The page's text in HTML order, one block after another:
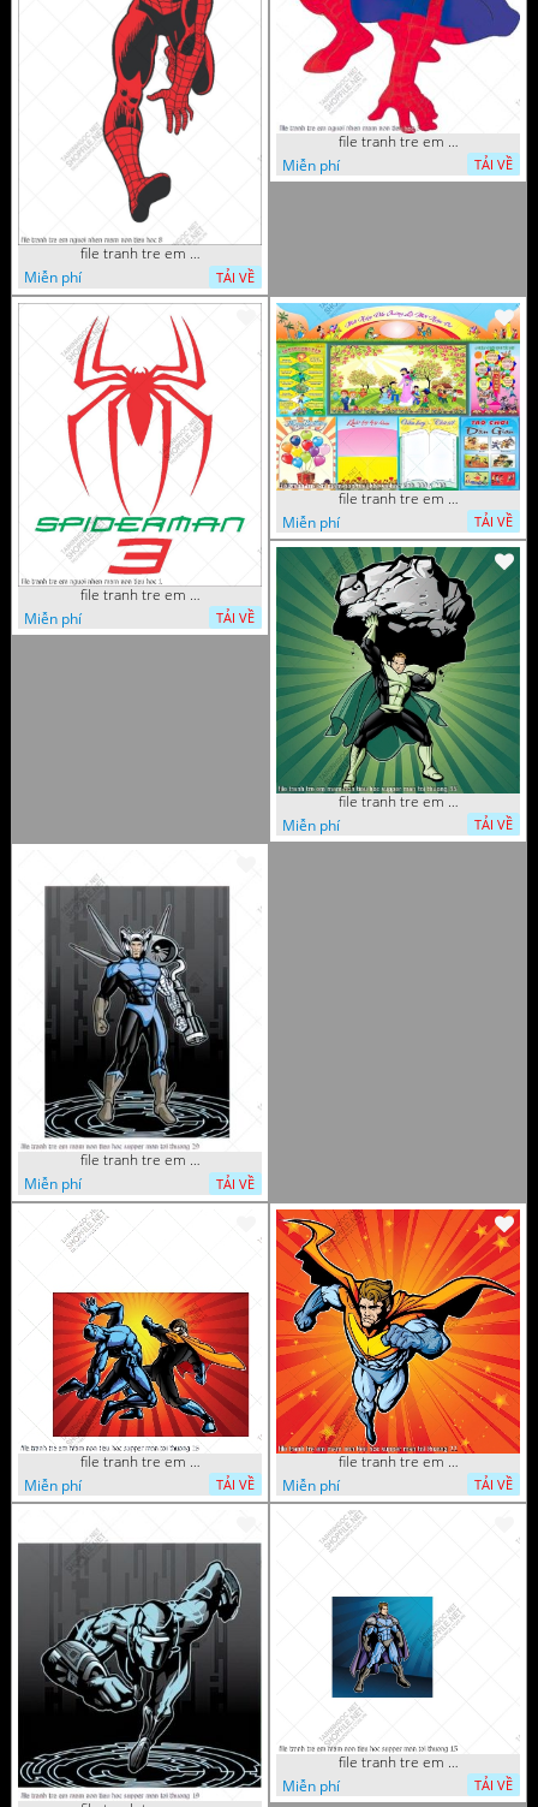
file tranh tre em nguoi nhen mam non tieu hoc 8
Miễn phí
TẢI VỀ
file tranh tre em nguoi nhen mam non tieu hoc 5
Miễn phí
TẢI VỀ
file tranh tre em nguoi nhen mam non tieu hoc 1
Miễn phí
TẢI VỀ
file tranh tre em mam non tieu hoc va hoc sinh 300 x 230
Miễn phí
TẢI VỀ
file tranh tre em mam non tieu hoc supper man toi thuong 35
Miễn phí
TẢI VỀ
file tranh tre em mam non tieu hoc supper man toi thuong 29
Miễn phí
TẢI VỀ
file tranh tre em mam non tieu hoc supper man toi thuong 26
Miễn phí
TẢI VỀ
file tranh tre em mam non tieu hoc supper man toi thuong 22
Miễn phí
TẢI VỀ
file tranh tre em mam non tieu hoc supper man toi thuong 15
Miễn phí
TẢI VỀ